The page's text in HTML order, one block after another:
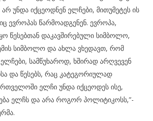
უნდა იქცეოდნენ ელჩები, მითუმეტეს ის
ევროპას წარმოადგენენ. ევროპა,
წესებთან დაკავშირებული სიმბოლო,
სიმბოლო და ახლა ვხედავთ, რომ
სამწუხაროდ, ხშირად არღვევენ
და წესებს, რაც კატეგორიულად
ელჩი უნდა იქცეოდეს ისე,
ელჩს და არა როგორ პოლიტიკოსს,”-